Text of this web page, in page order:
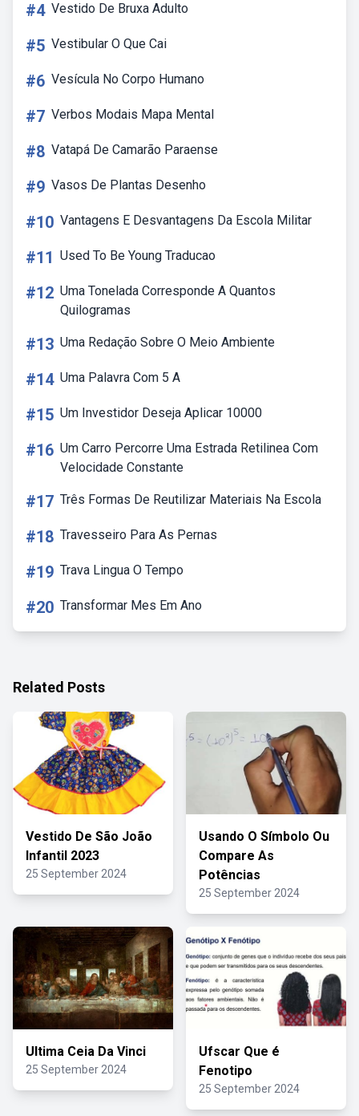
#4 Vestido De Bruxa Adulto
#5 Vestibular O Que Cai
#6 Vesícula No Corpo Humano
#7 Verbos Modais Mapa Mental
#8 Vatapá De Camarão Paraense
#9 Vasos De Plantas Desenho
#10 Vantagens E Desvantagens Da Escola Militar
#11 Used To Be Young Traducao
#12 Uma Tonelada Corresponde A Quantos
Quilogramas
#13 Uma Redação Sobre O Meio Ambiente
#14 Uma Palavra Com 5 A
#15 Um Investidor Deseja Aplicar 10000
#16 Um Carro Percorre Uma Estrada Retilinea Com
Velocidade Constante
#17 Três Formas De Reutilizar Materiais Na Escola
#18 Travesseiro Para As Pernas
#19 Trava Lingua O Tempo
#20 Transformar Mes Em Ano
Related Posts
Vestido De São João
Infantil 2023
25 September 2024
Usando O Símbolo Ou
Compare As
Potências
25 September 2024
Ultima Ceia Da Vinci
25 September 2024
Ufscar Que é
Fenotipo
25 September 2024